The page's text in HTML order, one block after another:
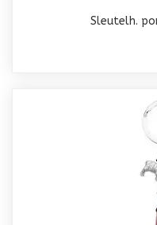
Sleutelh.